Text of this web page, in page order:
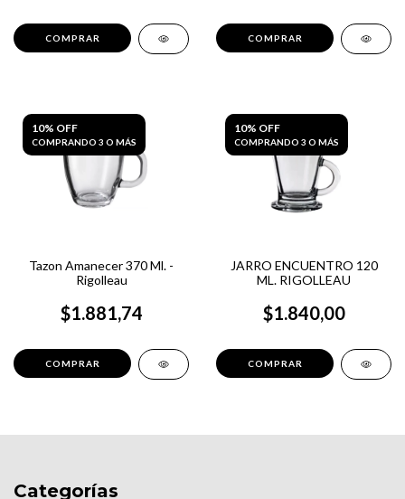
10% OFF
COMPRANDO 3 O MÁS
Tazon Amanecer 370 Ml. -
Rigolleau
$1.881,74
10% OFF
COMPRANDO 3 O MÁS
JARRO ENCUENTRO 120
ML. RIGOLLEAU
$1.840,00
Categorías